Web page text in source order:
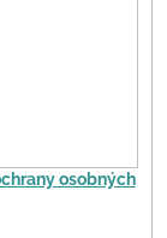
osobných